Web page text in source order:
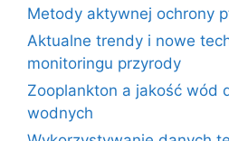
Metody aktywnej ochrony
Aktualne trendy i nowe
monitoringu przyrody
Zooplankton a jakość wód
wodnych